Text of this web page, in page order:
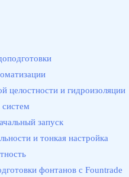
целостности и гидроизоляции
запуск
и тонкая настройка
фонтанов с Fountrade